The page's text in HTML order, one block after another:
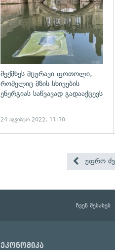
შექმნეს მცურავი ფოთოლი,
რომელიც მზის სხივების
ენერგიას საწვავად გადააქცევს
24 აგვისტო 2022, 11:30
უფრო
ჩვენ შესახებ
ეკონომიკა